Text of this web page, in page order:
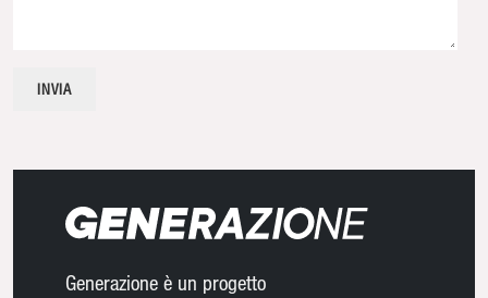
Generazione è un progetto